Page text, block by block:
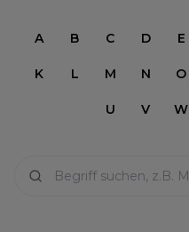
A B C D E
K L M N O
U V W